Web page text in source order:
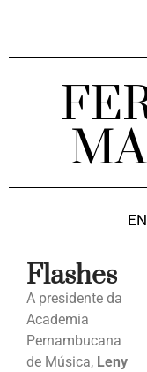
Flashes
A presidente da
Academia
Pernambucana
de Música, Leny